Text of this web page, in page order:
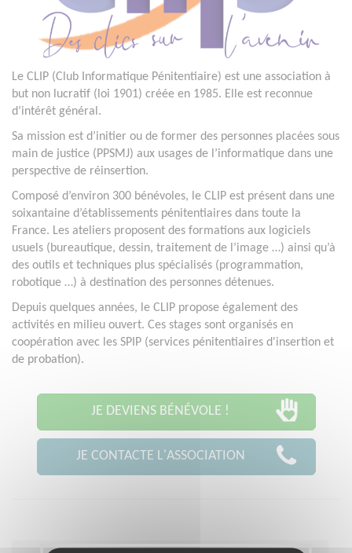
Le CLIP (Club Informatique Pénitentiaire) est une association à
but non lucratif (loi 1901) créée en 1985. Elle est reconnue
d’intérêt général.
Sa mission est d’initier ou de former des personnes placées sous
main de justice (PPSMJ) aux usages de l’informatique dans une
perspective de réinsertion.
Composé d’environ 300 bénévoles, le CLIP est présent dans une
soixantaine d’établissements pénitentiaires dans toute la
France. Les ateliers proposent des formations aux logiciels
usuels (bureautique, dessin, traitement de l’image …) ainsi qu’à
des outils et techniques plus spécialisés (programmation,
robotique …) à destination des personnes détenues.
Depuis quelques années, le CLIP propose également des
activités en milieu ouvert. Ces stages sont organisés en
coopération avec les SPIP (services pénitentiaires d'insertion et
de probation).
JE DEVIENS BÉNÉVOLE !
JE CONTACTE L'ASSOCIATION